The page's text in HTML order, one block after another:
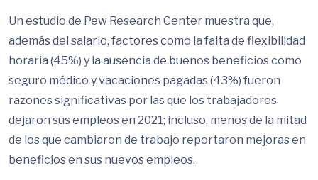
Un estudio de Pew Research Center muestra que,
además del salario, factores como la falta de flexibilidad
horaria (45%) y la ausencia de buenos beneficios como
seguro médico y vacaciones pagadas (43%) fueron
razones significativas por las que los trabajadores
dejaron sus empleos en 2021; incluso, menos de la mitad
de los que cambiaron de trabajo reportaron mejoras en
beneficios en sus nuevos empleos​.